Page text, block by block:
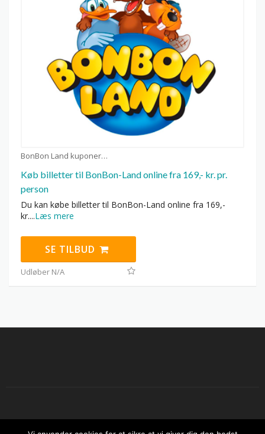
BonBon Land kuponer
Køb billetter til BonBon-Land online fra 169,- kr. pr.
person
Du kan købe billetter til BonBon-Land online fra 169,-
kr....Læs mere
SE TILBUD
Udløber N/A
Copyright © 2026 Sjov sommer i Danmark. All Rights Reserved.